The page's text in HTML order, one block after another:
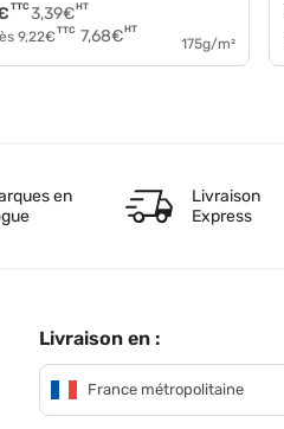
3,39€HT
TTC
9,22€ TTC 7,68€HT
175g/m²
en
Livraison
Express
Livraison en :
France métropolitaine